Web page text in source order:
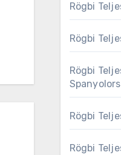
Rögbi
Rögbi
Rögbi
Rögbi
Rögbi